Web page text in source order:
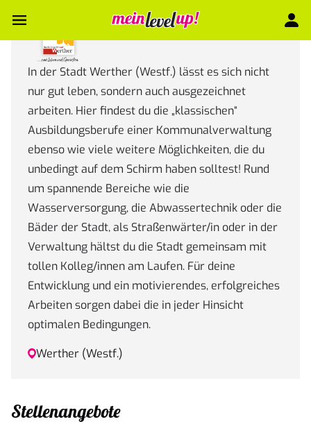
In der Stadt Werther (Westf.) lässt es sich nicht
nur gut leben, sondern auch ausgezeichnet
arbeiten. Hier findest du die „klassischen“
Ausbildungsberufe einer Kommunalverwaltung
ebenso wie viele weitere Möglichkeiten, die du
unbedingt auf dem Schirm haben solltest! Rund
um spannende Bereiche wie die
Wasserversorgung, die Abwassertechnik oder die
Bäder der Stadt, als Straßenwärter/in oder in der
Verwaltung hältst du die Stadt gemeinsam mit
tollen Kolleg/innen am Laufen. Für deine
Entwicklung und ein motivierendes, erfolgreiches
Arbeiten sorgen dabei die in jeder Hinsicht
optimalen Bedingungen.
Werther (Westf.)
Stellenangebote